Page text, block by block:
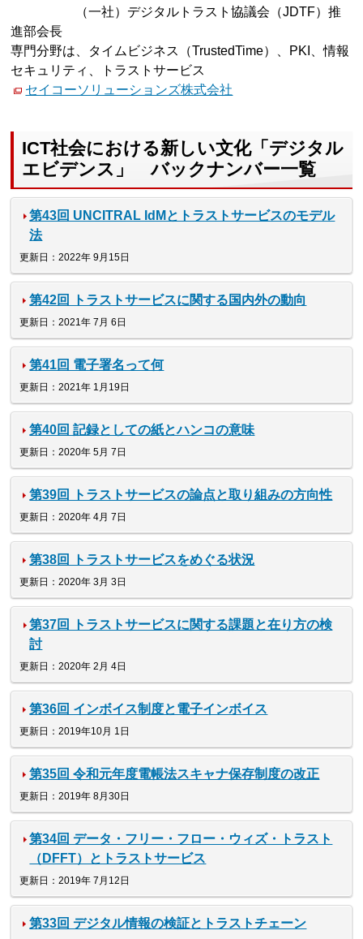
（一社）デジタルトラスト協議会（JDTF）推
進部会長
専門分野は、タイムビジネス（TrustedTime）、PKI、情報
セキュリティ、トラストサービス
セイコーソリューションズ株式会社
ICT社会における新しい文化「デジタル
エビデンス」 バックナンバー一覧
第43回 UNCITRAL IdMとトラストサービスのモデル
法
更新日：2022年 9月15日
第42回 トラストサービスに関する国内外の動向
更新日：2021年 7月 6日
第41回 電子署名って何
更新日：2021年 1月19日
第40回 記録としての紙とハンコの意味
更新日：2020年 5月 7日
第39回 トラストサービスの論点と取り組みの方向性
更新日：2020年 4月 7日
第38回 トラストサービスをめぐる状況
更新日：2020年 3月 3日
第37回 トラストサービスに関する課題と在り方の検
討
更新日：2020年 2月 4日
第36回 インボイス制度と電子インボイス
更新日：2019年10月 1日
第35回 令和元年度電帳法スキャナ保存制度の改正
更新日：2019年 8月30日
第34回 データ・フリー・フロー・ウィズ・トラスト
（DFFT）とトラストサービス
更新日：2019年 7月12日
第33回 デジタル情報の検証とトラストチェーン